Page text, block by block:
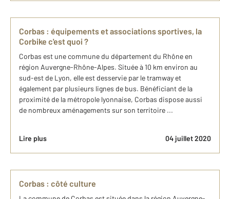
Corbas : équipements et associations sportives, la
Corbike c'est quoi ?
Corbas est une commune du département du Rhône en
région Auvergne-Rhône-Alpes. Située à 10 km environ au
sud-est de Lyon, elle est desservie par le tramway et
également par plusieurs lignes de bus. Bénéficiant de la
proximité de la métropole lyonnaise, Corbas dispose aussi
de nombreux aménagements sur son territoire ...
Lire plus 04 juillet 2020
Corbas : côté culture